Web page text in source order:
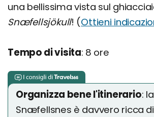
una bellissima vista sul
Snæfellsjökull! (Ottieni
Tempo di visita: 8 ore
Organizza bene l'itinerario:
Snæfellsnes è davvero ricca